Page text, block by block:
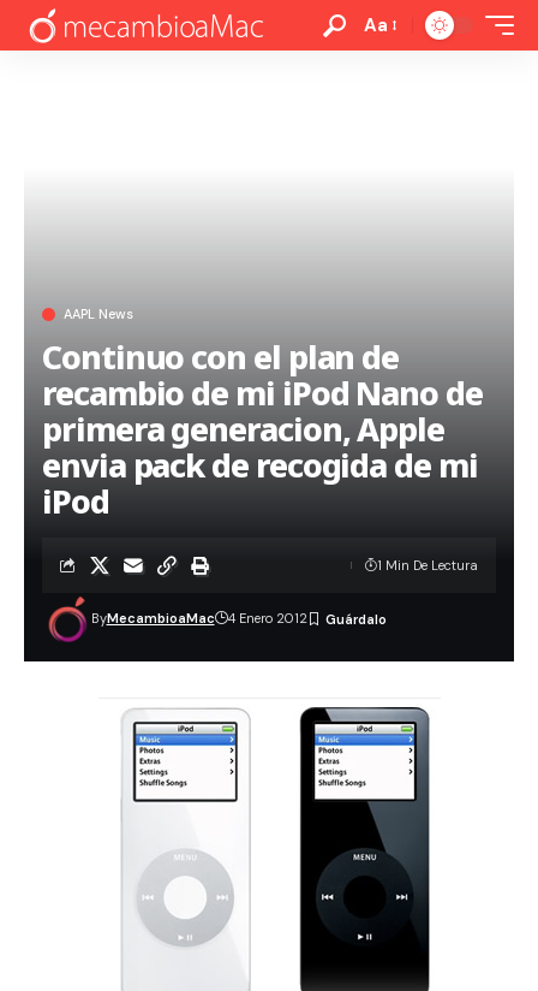
Aa
AAPL News
Continuo con el plan de
recambio de mi iPod Nano de
primera generacion, Apple
envia pack de recogida de mi
iPod
ByMecambioaMac 4 Enero 2012
1 Min De Lectura